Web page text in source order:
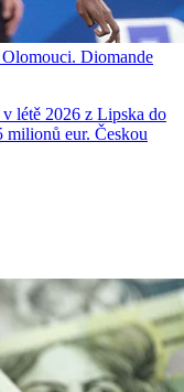
Diomande
létě 2026 z Lipska do
milionů eur. Českou